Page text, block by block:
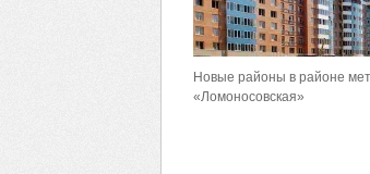
Новые районы в районе
«Ломоносовская»